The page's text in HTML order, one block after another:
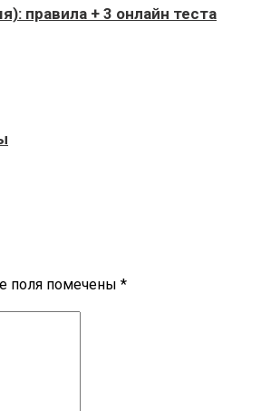
правила + 3 онлайн теста
поля помечены *